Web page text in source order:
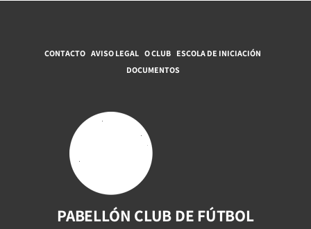
CONTACTO AVISO LEGAL O CLUB ESCOLA DE INICIACIÓN
DOCUMENTOS
PABELLÓN CLUB DE FÚTBOL